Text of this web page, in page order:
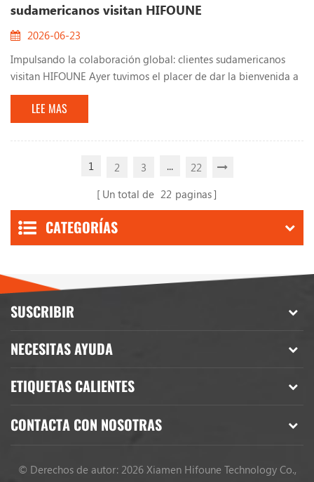
sudamericanos visitan HIFOUNE
2026-06-23
Impulsando la colaboración global: clientes sudamericanos
visitan HIFOUNE Ayer tuvimos el placer de dar la bienvenida a
nuestros socios sudamericanos en la sede de HIFOUNE. Esta
visita subrayó nuestro compromiso de fomentar sólidas
relaciones internacionales y ofrecer soluciones a medida. A
nuestros clientes se les ofreció un recorrido inmersivo por
nuestra planta de producción. Lo más destacado f...
LEE MAS
1 2 3 ...
22
Un total de 22 paginas
CATEGORÍAS
SUSCRIBIR
NECESITAS AYUDA
ETIQUETAS CALIENTES
CONTACTA CON NOSOTRAS
© Derechos de autor: 2026 Xiamen Hifoune Technology Co.,